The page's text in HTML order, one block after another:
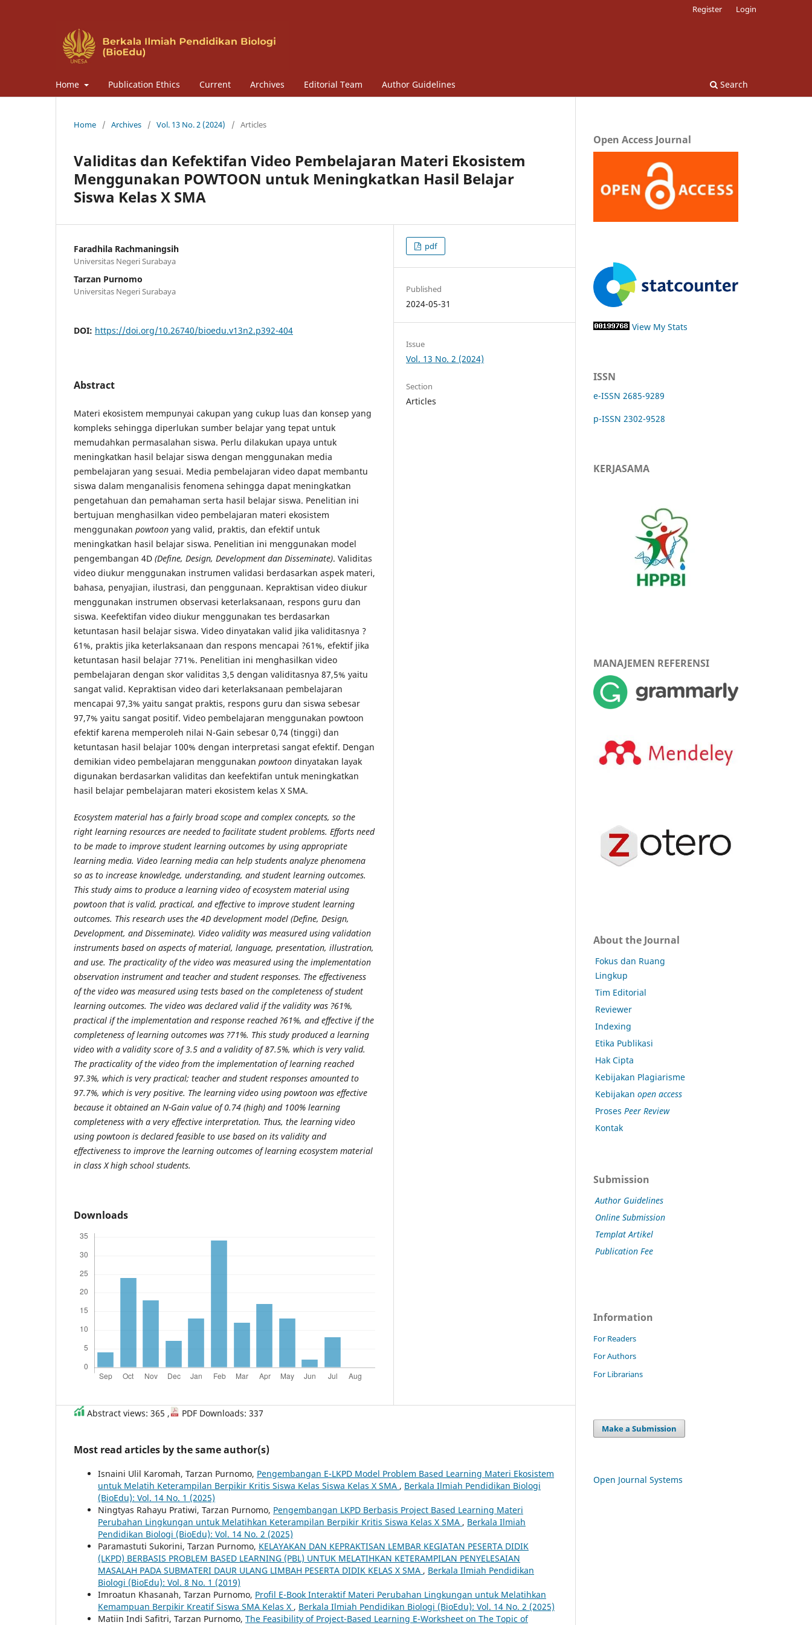
Home Publication Ethics Current Archives Editorial Team Author Guidelines Search
Register Login
Home / Archives / Vol. 13 No. 2 (2024) / Articles
Validitas dan Kefektifan Video Pembelajaran Materi Ekosistem
Menggunakan POWTOON untuk Meningkatkan Hasil Belajar
Siswa Kelas X SMA
Faradhila Rachmaningsih
Universitas Negeri Surabaya
Tarzan Purnomo
Universitas Negeri Surabaya
DOI: https://doi.org/10.26740/bioedu.v13n2.p392-404
Abstract
Materi ekosistem mempunyai cakupan yang cukup luas dan konsep yang
kompleks sehingga diperlukan sumber belajar yang tepat untuk
memudahkan permasalahan siswa. Perlu dilakukan upaya untuk
meningkatkan hasil belajar siswa dengan menggunakan media
pembelajaran yang sesuai. Media pembelajaran video dapat membantu
siswa dalam menganalisis fenomena sehingga dapat meningkatkan
pengetahuan dan pemahaman serta hasil belajar siswa. Penelitian ini
bertujuan menghasilkan video pembelajaran materi ekosistem
menggunakan powtoon yang valid, praktis, dan efektif untuk
meningkatkan hasil belajar siswa. Penelitian ini menggunakan model
pengembangan 4D (Define, Design, Development dan Disseminate). Validitas
video diukur menggunakan instrumen validasi berdasarkan aspek materi,
bahasa, penyajian, ilustrasi, dan penggunaan. Kepraktisan video diukur
menggunakan instrumen observasi keterlaksanaan, respons guru dan
siswa. Keefektifan video diukur menggunakan tes berdasarkan
ketuntasan hasil belajar siswa. Video dinyatakan valid jika validitasnya ?
61%, praktis jika keterlaksanaan dan respons mencapai ?61%, efektif jika
ketuntasan hasil belajar ?71%. Penelitian ini menghasilkan video
pembelajaran dengan skor validitas 3,5 dengan validitasnya 87,5% yaitu
sangat valid. Kepraktisan video dari keterlaksanaan pembelajaran
mencapai 97,3% yaitu sangat praktis, respons guru dan siswa sebesar
97,7% yaitu sangat positif. Video pembelajaran menggunakan powtoon
efektif karena memperoleh nilai N-Gain sebesar 0,74 (tinggi) dan
ketuntasan hasil belajar 100% dengan interpretasi sangat efektif. Dengan
demikian video pembelajaran menggunakan powtoon dinyatakan layak
digunakan berdasarkan validitas dan keefektifan untuk meningkatkan
hasil belajar pembelajaran materi ekosistem kelas X SMA.
Ecosystem material has a fairly broad scope and complex concepts, so the
right learning resources are needed to facilitate student problems. Efforts need
to be made to improve student learning outcomes by using appropriate
learning media. Video learning media can help students analyze phenomena
so as to increase knowledge, understanding, and student learning outcomes.
This study aims to produce a learning video of ecosystem material using
powtoon that is valid, practical, and effective to improve student learning
outcomes. This research uses the 4D development model (Define, Design,
Development, and Disseminate). Video validity was measured using validation
instruments based on aspects of material, language, presentation, illustration,
and use. The practicality of the video was measured using the implementation
observation instrument and teacher and student responses. The effectiveness
of the video was measured using tests based on the completeness of student
learning outcomes. The video was declared valid if the validity was ?61%,
practical if the implementation and response reached ?61%, and effective if the
completeness of learning outcomes was ?71%. This study produced a learning
video with a validity score of 3.5 and a validity of 87.5%, which is very valid.
The practicality of the video from the implementation of learning reached
97.3%, which is very practical; teacher and student responses amounted to
97.7%, which is very positive. The learning video using powtoon was effective
because it obtained an N-Gain value of 0.74 (high) and 100% learning
completeness with a very effective interpretation. Thus, the learning video
using powtoon is declared feasible to use based on its validity and
effectiveness to improve the learning outcomes of learning ecosystem material
in class X high school students.
Downloads
pdf
Published
2024-05-31
Issue
Vol. 13 No. 2 (2024)
Section
Articles
Abstract views: 365 , PDF Downloads: 337
Most read articles by the same author(s)
Isnaini Ulil Karomah, Tarzan Purnomo, Pengembangan E-LKPD Model Problem Based Learning Materi Ekosistem
untuk Melatih Keterampilan Berpikir Kritis Siswa Kelas Siswa Kelas X SMA , Berkala Ilmiah Pendidikan Biologi
(BioEdu): Vol. 14 No. 1 (2025)
Ningtyas Rahayu Pratiwi, Tarzan Purnomo, Pengembangan LKPD Berbasis Project Based Learning Materi
Perubahan Lingkungan untuk Melatihkan Keterampilan Berpikir Kritis Siswa Kelas X SMA , Berkala Ilmiah
Pendidikan Biologi (BioEdu): Vol. 14 No. 2 (2025)
Paramastuti Sukorini, Tarzan Purnomo, KELAYAKAN DAN KEPRAKTISAN LEMBAR KEGIATAN PESERTA DIDIK
(LKPD) BERBASIS PROBLEM BASED LEARNING (PBL) UNTUK MELATIHKAN KETERAMPILAN PENYELESAIAN
MASALAH PADA SUBMATERI DAUR ULANG LIMBAH PESERTA DIDIK KELAS X SMA , Berkala Ilmiah Pendidikan
Biologi (BioEdu): Vol. 8 No. 1 (2019)
Imroatun Khasanah, Tarzan Purnomo, Profil E-Book Interaktif Materi Perubahan Lingkungan untuk Melatihkan
Kemampuan Berpikir Kreatif Siswa SMA Kelas X , Berkala Ilmiah Pendidikan Biologi (BioEdu): Vol. 14 No. 2 (2025)
Matiin Indi Safitri, Tarzan Purnomo, The Feasibility of Project-Based Learning E-Worksheet on The Topic of
Open Access Journal
View My Stats
ISSN
e-ISSN 2685-9289
p-ISSN 2302-9528
KERJASAMA
MANAJEMEN REFERENSI
About the Journal
Fokus dan Ruang
Lingkup
Tim Editorial
Reviewer
Indexing
Etika Publikasi
Hak Cipta
Kebijakan Plagiarisme
Kebijakan open access
Proses Peer Review
Kontak
Submission
Author Guidelines
Online Submission
Templat Artikel
Publication Fee
Information
For Readers
For Authors
For Librarians
Make a Submission
Open Journal Systems